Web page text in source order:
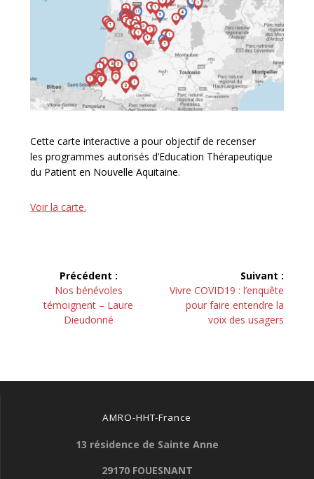
Cette carte interactive a pour objectif de recenser
les programmes autorisés d’Education Thérapeutique
du Patient en Nouvelle Aquitaine.
Voir la carte.
Navigation
l’article
Précédent :
Article
précédent :
Nos bénévoles
témoignent – Laure
Dieudonné
Suivant :
Article
suivant :
Vivre COVID19 : l’enquête
pour faire entendre la
voix des usagers
AMRO-HHT-France
13 résidence de Sainte Anne
29170 FOUESNANT